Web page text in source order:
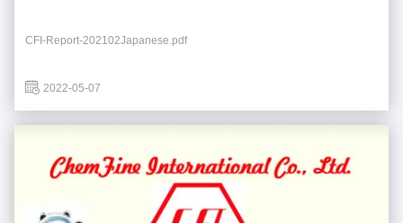
CFI-Report-202102Japanese.pdf
2022-05-07